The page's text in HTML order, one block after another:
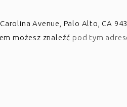
Avenue, Palo Alto, CA
możesz znaleźć pod tym